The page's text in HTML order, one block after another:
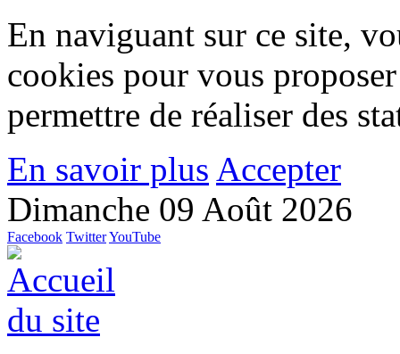
En naviguant sur ce site,
cookies pour vous
permettre de réaliser des
En savoir plus Accepter
Dimanche 09 Août 2026
Facebook TwitterYouTube